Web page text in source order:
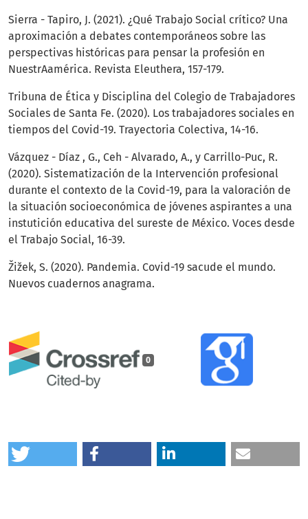
0
Sierra - Tapiro, J. (2021). ¿Qué Trabajo Social crítico? Una
aproximación a debates contemporáneos sobre las
perspectivas históricas para pensar la profesión en
NuestrAamérica. Revista Eleuthera, 157-179.
Tribuna de Ética y Disciplina del Colegio de Trabajadores
Sociales de Santa Fe. (2020). Los trabajadores sociales en
tiempos del Covid-19. Trayectoria Colectiva, 14-16.
Vázquez - Díaz , G., Ceh - Alvarado, A., y Carrillo-Puc, R.
(2020). Sistematización de la Intervención profesional
durante el contexto de la Covid-19, para la valoración de
la situación socioeconómica de jóvenes aspirantes a una
instutición educativa del sureste de México. Voces desde
el Trabajo Social, 16-39.
Žižek, S. (2020). Pandemia. Covid-19 sacude el mundo.
Nuevos cuadernos anagrama.